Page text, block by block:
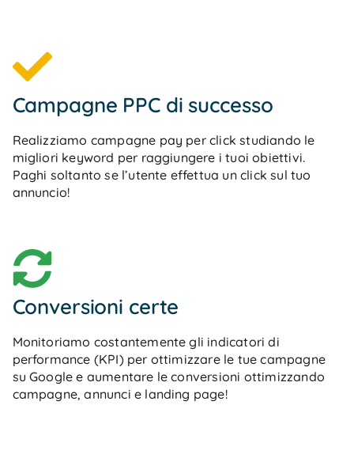
Campagne PPC di successo
Realizziamo campagne pay per click studiando le
migliori keyword per raggiungere i tuoi obiettivi.
Paghi soltanto se l’utente effettua un click sul tuo
annuncio!
Conversioni certe
Monitoriamo costantemente gli indicatori di
performance (KPI) per ottimizzare le tue campagne
su Google e aumentare le conversioni ottimizzando
campagne, annunci e landing page!